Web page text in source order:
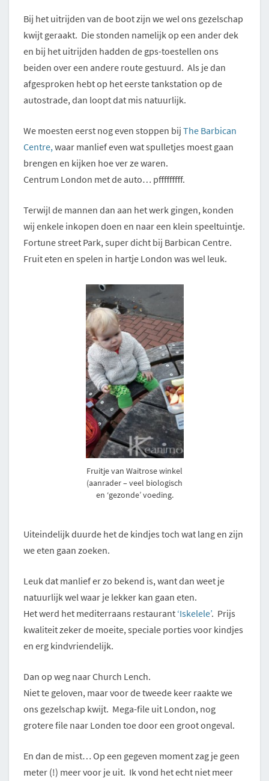
Bij het uitrijden van de boot zijn we wel ons gezelschap
kwijt geraakt. Die stonden namelijk op een ander dek
en bij het uitrijden hadden de gps-toestellen ons
beiden over een andere route gestuurd. Als je dan
afgesproken hebt op het eerste tankstation op de
autostrade, dan loopt dat mis natuurlijk.
We moesten eerst nog even stoppen bij The Barbican
Centre, waar manlief even wat spulletjes moest gaan
brengen en kijken hoe ver ze waren.
Centrum London met de auto… pfffffffff.
Terwijl de mannen dan aan het werk gingen, konden
wij enkele inkopen doen en naar een klein speeltuintje.
Fortune street Park, super dicht bij Barbican Centre.
Fruit eten en spelen in hartje London was wel leuk.
Fruitje van Waitrose winkel
(aanrader – veel biologisch
en ‘gezonde’ voeding.
Uiteindelijk duurde het de kindjes toch wat lang en zijn
we eten gaan zoeken.
Leuk dat manlief er zo bekend is, want dan weet je
natuurlijk wel waar je lekker kan gaan eten.
Het werd het mediterraans restaurant ‘Iskelele’. Prijs
kwaliteit zeker de moeite, speciale porties voor kindjes
en erg kindvriendelijk.
Dan op weg naar Church Lench.
Niet te geloven, maar voor de tweede keer raakte we
ons gezelschap kwijt. Mega-file uit London, nog
grotere file naar Londen toe door een groot ongeval.
En dan de mist… Op een gegeven moment zag je geen
meter (!) meer voor je uit. Ik vond het echt niet meer